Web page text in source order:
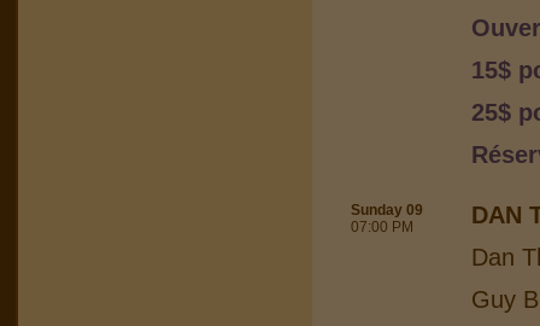
15$
25$
Sunday 09
07:00 PM
DAN
Dan
Guy